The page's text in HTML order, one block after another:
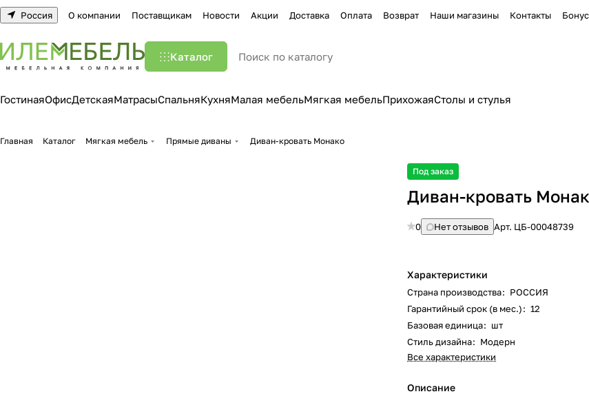
Россия О компании Поставщикам Новости Акции Доставка Оплата Возврат Наши магазины Контакты
Каталог
ГостинаяОфисДетскаяМатрасыСпальняКухняМалая мебельМягкая мебельПрихожаяСтолы и стулья
Главная Каталог Мягкая мебель Прямые диваны Диван-кровать Монако
Под заказ
Диван-кровать
0 Нет отзывов Арт. ЦБ-00048739
Характеристики
Страна производства: РОССИЯ
Гарантийный срок (в мес.): 12
Базовая единица: шт
Стиль дизайна: Модерн
Все характеристики
Описание